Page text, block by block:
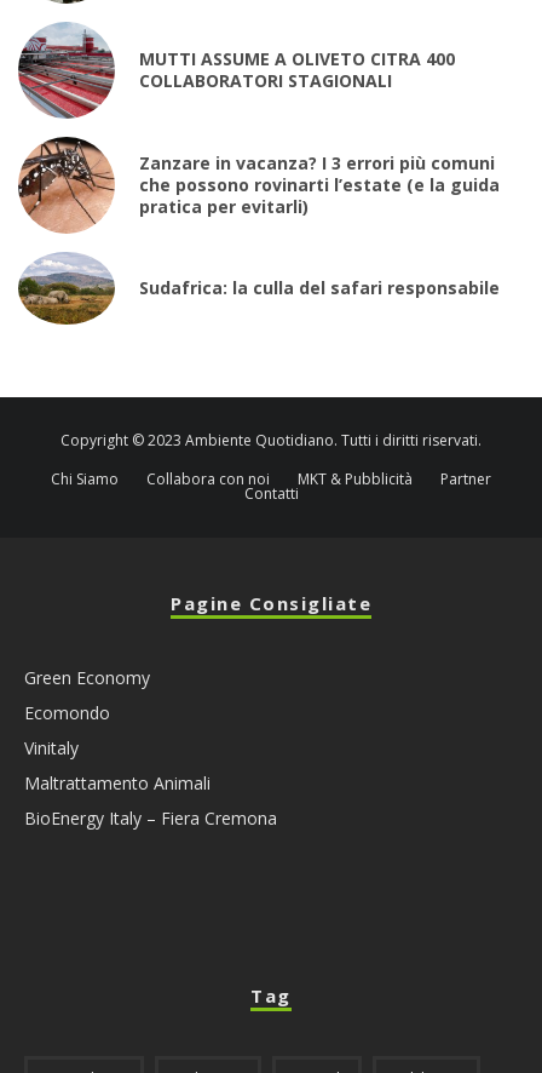
MUTTI ASSUME A OLIVETO CITRA 400
COLLABORATORI STAGIONALI
Zanzare in vacanza? I 3 errori più comuni
che possono rovinarti l’estate (e la guida
pratica per evitarli)
Sudafrica: la culla del safari responsabile
Copyright © 2023 Ambiente Quotidiano. Tutti i diritti riservati.
Chi Siamo
Collabora con noi MKT & Pubblicità Partner
Contatti
Pagine Consigliate
Green Economy
Ecomondo
Vinitaly
Maltrattamento Animali
BioEnergy Italy – Fiera Cremona
Tag